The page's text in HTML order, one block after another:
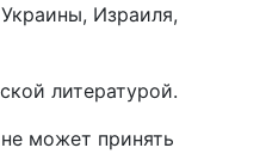
Израиля,
литературой.
может принять